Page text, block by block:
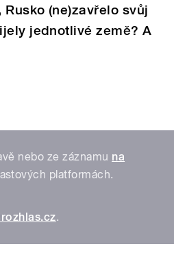
(ne)zavřelo svůj
jednotlivé země? A
nebo ze záznamu na
platformách.
.